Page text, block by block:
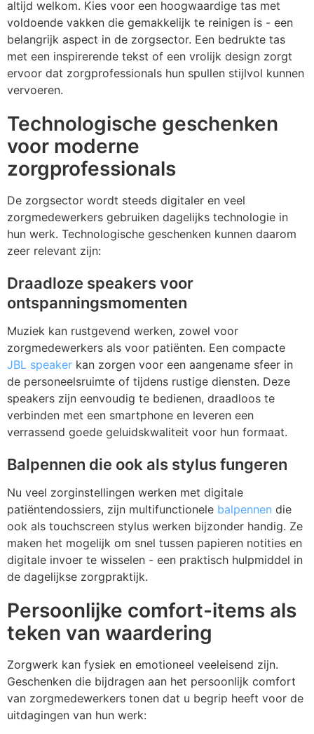
altijd welkom. Kies voor een hoogwaardige tas met
voldoende vakken die gemakkelijk te reinigen is - een
belangrijk aspect in de zorgsector. Een bedrukte tas
met een inspirerende tekst of een vrolijk design zorgt
ervoor dat zorgprofessionals hun spullen stijlvol kunnen
vervoeren.
Technologische geschenken
voor moderne
zorgprofessionals
De zorgsector wordt steeds digitaler en veel
zorgmedewerkers gebruiken dagelijks technologie in
hun werk. Technologische geschenken kunnen daarom
zeer relevant zijn:
Draadloze speakers voor
ontspanningsmomenten
Muziek kan rustgevend werken, zowel voor
zorgmedewerkers als voor patiënten. Een compacte
JBL speakerkan zorgen voor een aangename sfeer in
de personeelsruimte of tijdens rustige diensten. Deze
speakers zijn eenvoudig te bedienen, draadloos te
verbinden met een smartphone en leveren een
verrassend goede geluidskwaliteit voor hun formaat.
Balpennen die ook als stylus fungeren
Nu veel zorginstellingen werken met digitale
patiëntendossiers, zijn multifunctionele balpennen die
ook als touchscreen stylus werken bijzonder handig. Ze
maken het mogelijk om snel tussen papieren notities en
digitale invoer te wisselen - een praktisch hulpmiddel in
de dagelijkse zorgpraktijk.
Persoonlijke comfort-items als
teken van waardering
Zorgwerk kan fysiek en emotioneel veeleisend zijn.
Geschenken die bijdragen aan het persoonlijk comfort
van zorgmedewerkers tonen dat u begrip heeft voor de
uitdagingen van hun werk: